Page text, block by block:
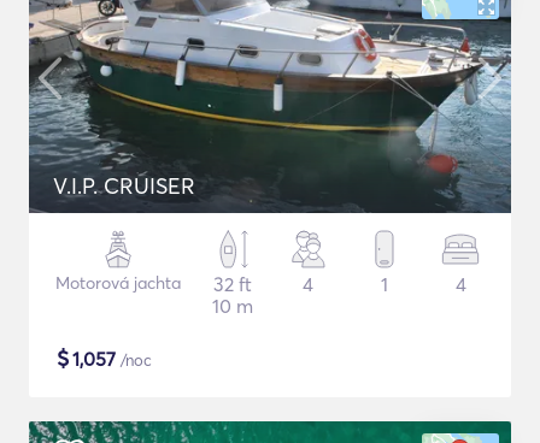
V.I.P. CRUISER
Motorová jachta
32 ft
10 m
4 1 4
$1,057 /noc